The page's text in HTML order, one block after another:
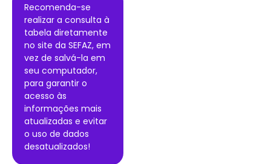
Recomenda-se
realizar a consulta à
tabela diretamente
no site da SEFAZ, em
vez de salvá-la em
seu computador,
para garantir o
acesso às
informações mais
atualizadas e evitar
o uso de dados
desatualizados!